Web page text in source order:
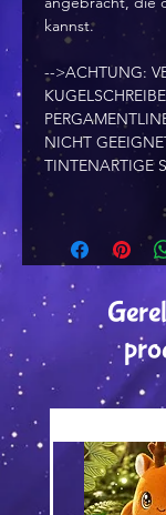
kannst.
-->ACHTUNG:
NICHT
TINTENARTIGE